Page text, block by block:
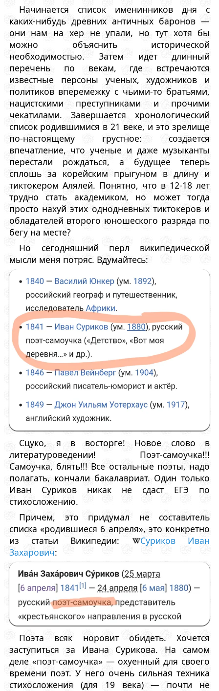
Начинается список именинников дня с
каких-нибудь древних античных баронов —
они нам на хер не упали, но тут хотя бы
можно объяснить исторической
необходимостью. Затем идет длинный
перечень по векам, где встречаются
известные персоны ученых, художников и
политиков вперемежку с чьими-то братьями,
нацистскими преступниками и прочими
чекатилами. Завершается хронологический
список родившимися в 21 веке, и это зрелище
по-настоящему грустное: создается
впечатление, что ученые и даже музыканты
перестали рождаться, а будущее теперь
сплошь за корейским прыгуном в длину и
тиктокером Алялей. Понятно, что в 12-18 лет
трудно стать академиком, но может тогда
просто нахуй этих однодневных тиктокеров и
обладателей второго юношеского разряда по
бегу на месте?
Но сегодняшний перл википедической
мысли меня потряс. Вдумайтесь:
Сцуко, я в восторге! Новое слово в
литературоведении! Поэт-самоучка!!!
Самоучка, блять!!! Все остальные поэты, надо
полагать, кончали бакалавриат. Один только
Иван Суриков никак не сдаст ЕГЭ по
стихосложению.
Причем, это придумал не составитель
списка «родившиеся 6 апреля», это конкретно
из статьи Википедии:
Суриков Иван
Захарович:
Поэта всяк норовит обидеть. Хочется
заступиться за Ивана Сурикова. На самом
деле «поэт-самоучка» — охуенный для своего
времени поэт. У него очень сильная техника
стихосложения (для 19 века) — почти не